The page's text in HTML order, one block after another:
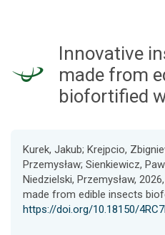
Innovative
made from
biofortified
Kurek, Jakub; Krejpcio,
Przemysław; Sienkiewicz,
Niedzielski, Przemysław,
made from edible insects
https://doi.org/10.18150/